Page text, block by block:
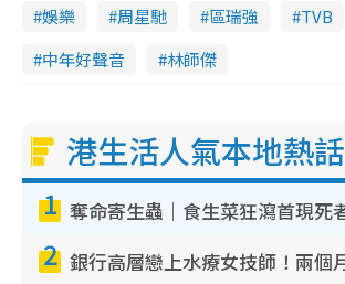
娛樂 周星馳 區瑞強 TVB
中年好聲音
林師傑
港生活人氣本地熱話
1
2